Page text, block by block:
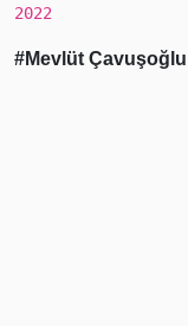
2022
#Mevlüt Çavuşoğlu